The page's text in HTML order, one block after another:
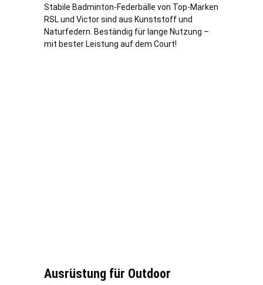
Stabile Badminton-Federbälle von Top-Marken
RSL und Victor sind aus Kunststoff und
Naturfedern. Beständig für lange Nutzung –
mit bester Leistung auf dem Court!
Ausrüstung für Outdoor